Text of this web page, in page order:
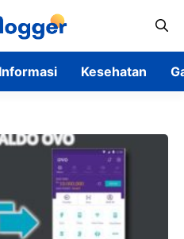
Informasi Kesehatan